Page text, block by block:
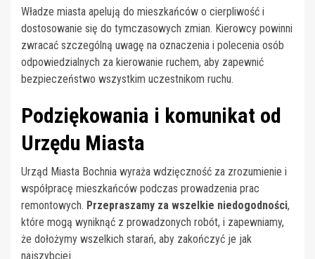
Władze miasta apelują do mieszkańców o cierpliwość i
dostosowanie się do tymczasowych zmian. Kierowcy powinni
zwracać szczególną uwagę na oznaczenia i polecenia osób
odpowiedzialnych za kierowanie ruchem, aby zapewnić
bezpieczeństwo wszystkim uczestnikom ruchu.
Podziękowania i komunikat od
Urzędu Miasta
Urząd Miasta Bochnia wyraża wdzięczność za zrozumienie i
współpracę mieszkańców podczas prowadzenia prac
remontowych. Przepraszamy za wszelkie niedogodności,
które mogą wyniknąć z prowadzonych robót, i zapewniamy,
że dołożymy wszelkich starań, aby zakończyć je jak
najszybciej.